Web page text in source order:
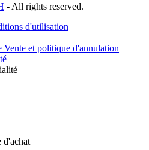
- All rights reserved.
d'utilisation
Vente et politique d'annulation
d'achat